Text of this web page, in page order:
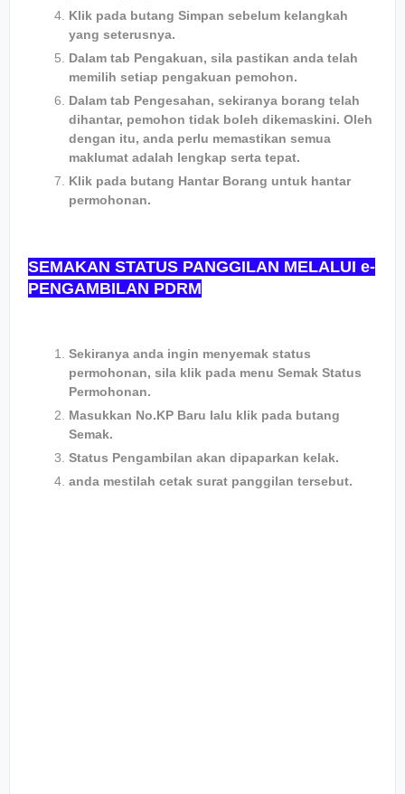
Klik pada butang Simpan sebelum kelangkah
yang seterusnya.
Dalam tab Pengakuan, sila pastikan anda telah
memilih setiap pengakuan pemohon.
Dalam tab Pengesahan, sekiranya borang telah
dihantar, pemohon tidak boleh dikemaskini. Oleh
dengan itu, anda perlu memastikan semua
maklumat adalah lengkap serta tepat.
Klik pada butang Hantar Borang untuk hantar
permohonan.
SEMAKAN STATUS PANGGILAN MELALUI e-
PENGAMBILAN PDRM
Sekiranya anda ingin menyemak status
permohonan, sila klik pada menu Semak Status
Permohonan.
Masukkan No.KP Baru lalu klik pada butang
Semak.
Status Pengambilan akan dipaparkan kelak.
anda mestilah cetak surat panggilan tersebut.